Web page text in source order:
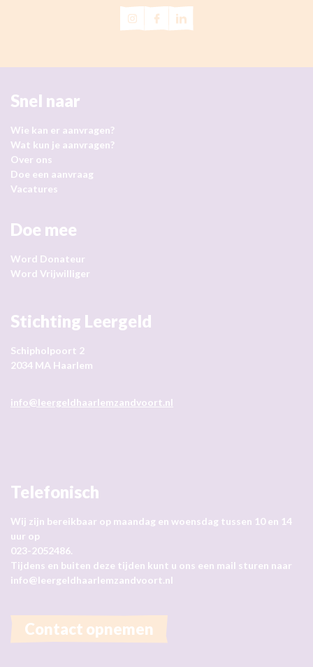
Volg ons op Instagram en Facebook
Snel naar
Wie kan er aanvragen?
Wat kun je aanvragen?
Over ons
Doe mee
Stichting Leergeld
Telefonisch
Wij zijn bereikbaar op maandag en woensdag tussen 10 en 14
uur op
023-2052486.